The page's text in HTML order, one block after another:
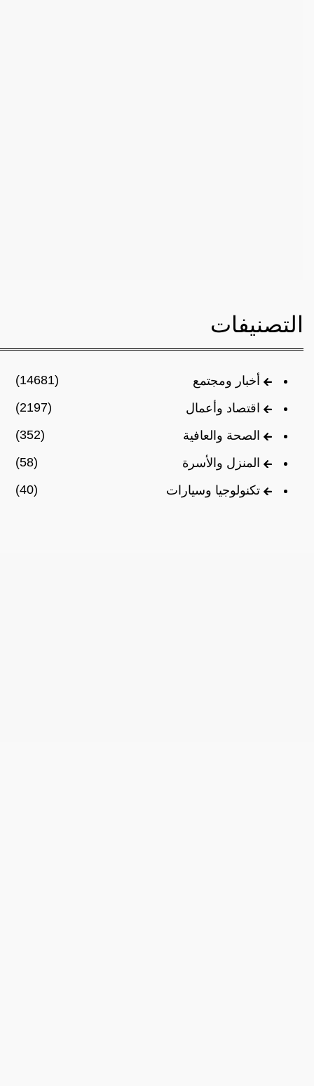
التصنيفات
أخبار ومجتمع
(14681)
اقتصاد وأعمال
(2197)
الصحة والعافية
(352)
المنزل والأسرة
(58)
تكنولوجيا وسيارات
(40)